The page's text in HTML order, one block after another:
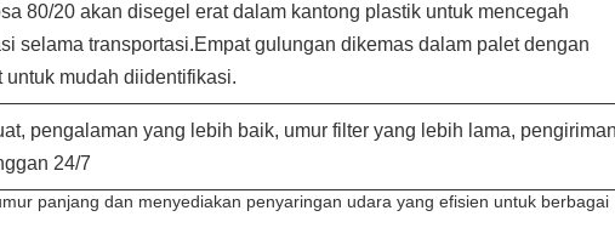
80/20 akan disegel erat dalam kantong plastik untuk mencegah
selama transportasi.Empat gulungan dikemas dalam palet dengan
untuk mudah diidentifikasi.
pengalaman yang lebih baik, umur filter yang lebih lama,
24/7
panjang dan menyediakan penyaringan udara yang efisien untuk berbagai